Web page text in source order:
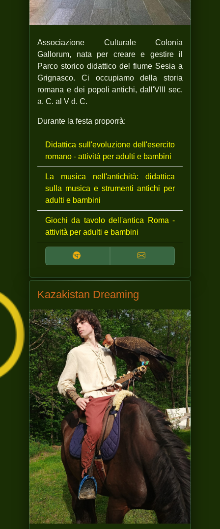
Associazione Culturale Colonia
Gallorum, nata per creare e gestire il
Parco storico didattico del fiume Sesia a
Grignasco. Ci occupiamo della storia
romana e dei popoli antichi, dall'VIII sec.
a. C. al V d. C.
Durante la festa proporrà:
Didattica sull'evoluzione dell'esercito
romano - attività per adulti e bambini
La musica nell'antichità: didattica
sulla musica e strumenti antichi per
adulti e bambini
Giochi da tavolo dell'antica Roma -
attività per adulti e bambini
Kazakistan Dreaming